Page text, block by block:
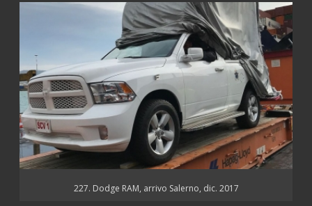
227. Dodge RAM, arrivo Salerno, dic. 2017